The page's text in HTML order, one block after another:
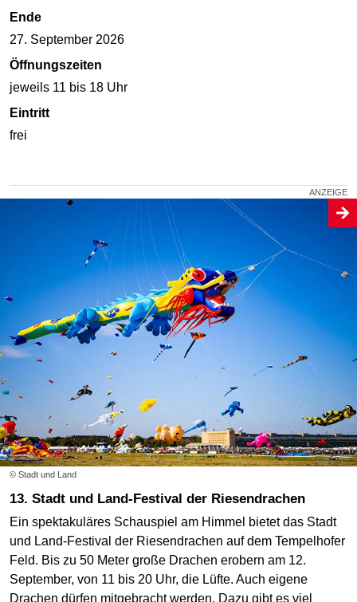
Ende
27. September 2026
Öffnungszeiten
jeweils 11 bis 18 Uhr
Eintritt
frei
© Stadt und Land
13. Stadt und Land-Festival der Riesendrachen
Ein spektakuläres Schauspiel am Himmel bietet das Stadt
und Land-Festival der Riesendrachen auf dem Tempelhofer
Feld. Bis zu 50 Meter große Drachen erobern am 12.
September, von 11 bis 20 Uhr, die Lüfte. Auch eigene
Drachen dürfen mitgebracht werden. Dazu gibt es viel